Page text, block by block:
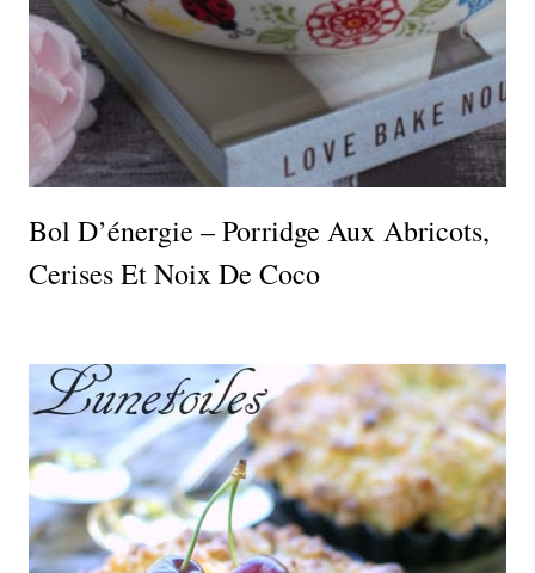
Bol D’énergie – Porridge Aux Abricots,
Cerises Et Noix De Coco